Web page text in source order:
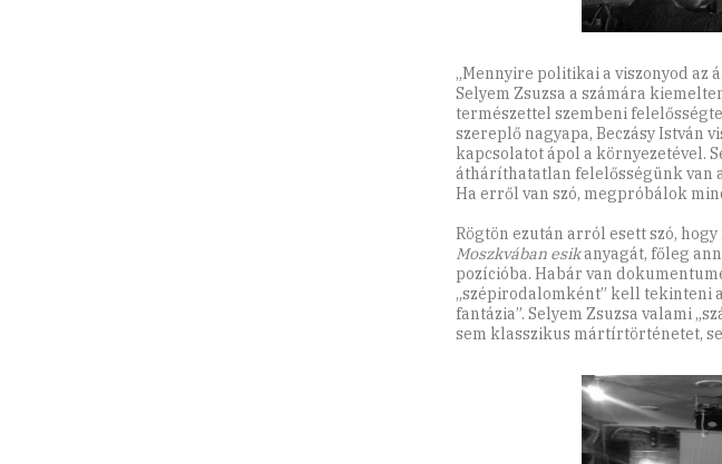
„Mennyire politikai a viszonyod az
Selyem Zsuzsa a számára
természettel szembeni
szereplő nagyapa, Beczásy István
kapcsolatot ápol a környezetével.
átháríthatatlan felelősségünk van
Ha erről van szó, megpróbálok
Rögtön ezután arról esett szó,
Moszkvában esikanyagát, főleg
pozícióba. Habár van
„szépirodalomként” kell tekinteni
fantázia”. Selyem Zsuzsa valami
sem klasszikus mártírtörténetet,